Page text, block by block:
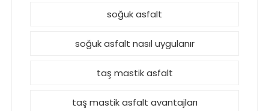
soğuk asfalt
soğuk asfalt nasıl uygulanır
taş mastik asfalt
taş mastik asfalt avantajları